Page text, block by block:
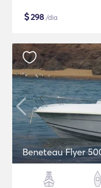
$298 /dia
Beneteau Flyer